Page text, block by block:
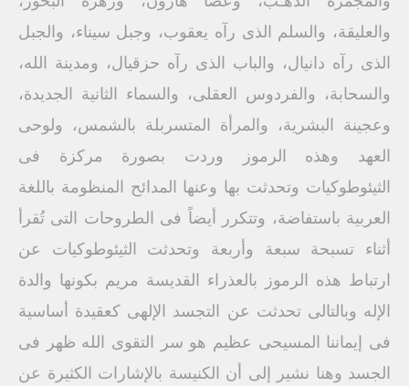
والعليقة، والسلم الذى رآه يعقوب، وجبل سيناء، والجبل
الذى رآه دانيال، والباب الذى رآه حزقيال، ومدينة الله،
والسحابة، والفردوس العقلى، والسماء الثانية الجديدة،
وعجينة البشرية، والمرأة المتسربلة بالشمس، ولوحى
العهد وهذه الرموز وردت بصورة مركزة فى
الثيئوطوكيات وتحدثت بها وعنها المدائح المنظومة باللغة
العربية باستفاضة، وتتكرر أيضاً فى الطروحات التى تُقرأ
أثناء تسبحة سبعة وأربعة وتحدثت الثيئوطوكيات عن
ارتباط هذه الرموز بالعذراء القديسة مريم بكونها والدة
الإله وبالتالى تحدثت عن التجسد الإلهى كعقيدة أساسية
فى إيماننا المسيحى عظيم هو سر التقوى الله ظهر فى
الجسد وهنا نشير إلى أن الكنيسة بالإشارات الكثيرة عن